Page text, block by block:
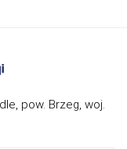
pow. Brzeg, woj.